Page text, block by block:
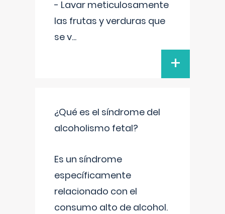
- Lavar meticulosamente
las frutas y verduras que
se v...
+
¿Qué es el síndrome del
alcoholismo fetal?
Es un síndrome
específicamente
relacionado con el
consumo alto de alcohol.